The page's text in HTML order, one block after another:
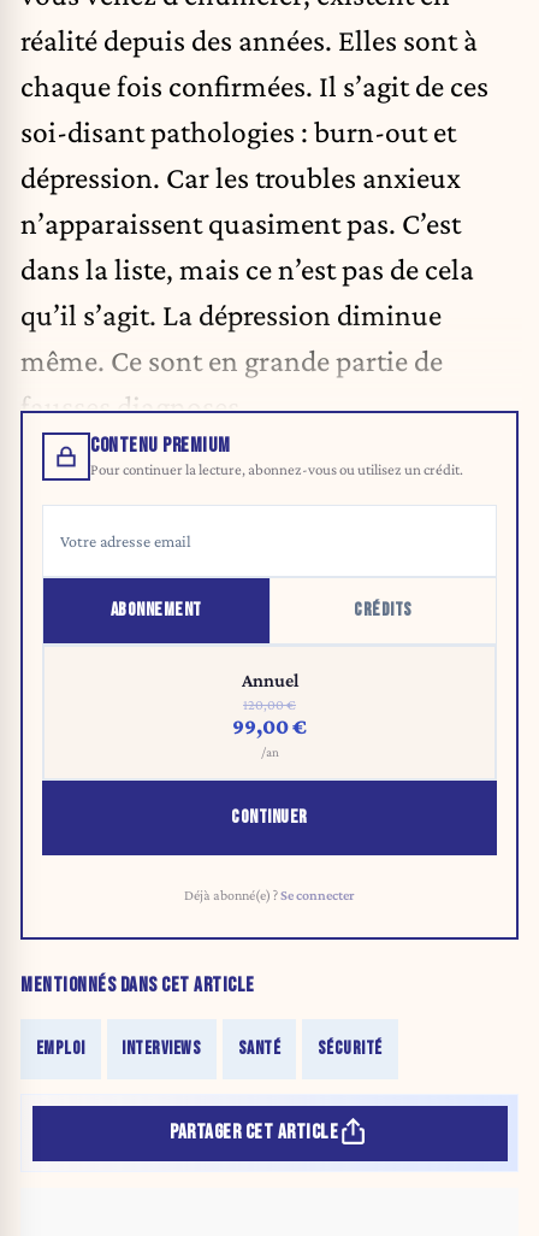
réalité depuis des années. Elles sont à
chaque fois confirmées. Il s’agit de ces
soi-disant pathologies : burn-out et
dépression. Car les troubles anxieux
n’apparaissent quasiment pas. C’est
dans la liste, mais ce n’est pas de cela
qu’il s’agit. La dépression diminue
même. Ce sont en grande partie de
fausses diagnoses.
CONTENU PREMIUM
Pour continuer la lecture, abonnez-vous ou utilisez un crédit.
ABONNEMENT CRÉDITS
Annuel
120,00 €
99,00 €
/an
CONTINUER
Déjà abonné(e) ?Se connecter
MENTIONNÉS DANS CET ARTICLE
EMPLOI INTERVIEWS SANTÉ SÉCURITÉ
PARTAGER CET ARTICLE